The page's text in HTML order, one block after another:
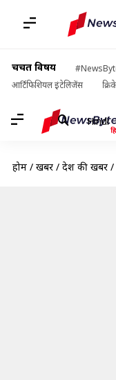
चर्चित विषय
आर्टिफिशियल इंटेलिजेंस
Hindi
होम / खबरें / देश की खबरें /